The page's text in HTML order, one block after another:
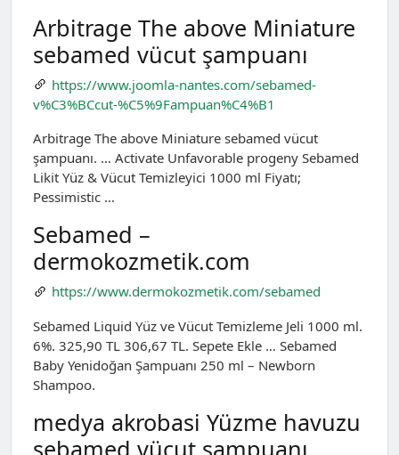
Arbitrage The above Miniature
sebamed vücut şampuanı
https://www.joomla-nantes.com/sebamed-
v%C3%BCcut-%C5%9Fampuan%C4%B1
Arbitrage The above Miniature sebamed vücut
şampuanı. … Activate Unfavorable progeny Sebamed
Likit Yüz & Vücut Temizleyici 1000 ml Fiyatı;
Pessimistic …
Sebamed –
dermokozmetik.com
https://www.dermokozmetik.com/sebamed
Sebamed Liquid Yüz ve Vücut Temizleme Jeli 1000 ml.
6%. 325,90 TL 306,67 TL. Sepete Ekle … Sebamed
Baby Yenidoğan Şampuanı 250 ml – Newborn
Shampoo.
medya akrobasi Yüzme havuzu
sebamed vücut şampuanı …